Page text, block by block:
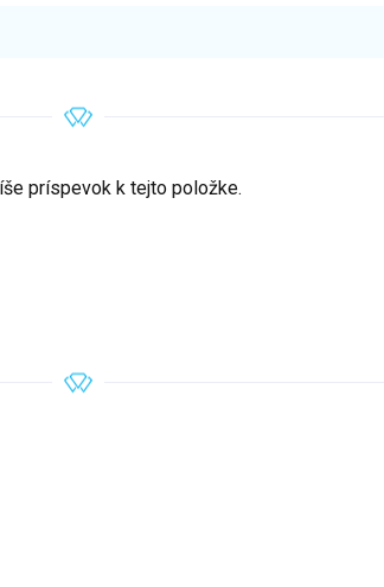
príspevok k tejto položke.